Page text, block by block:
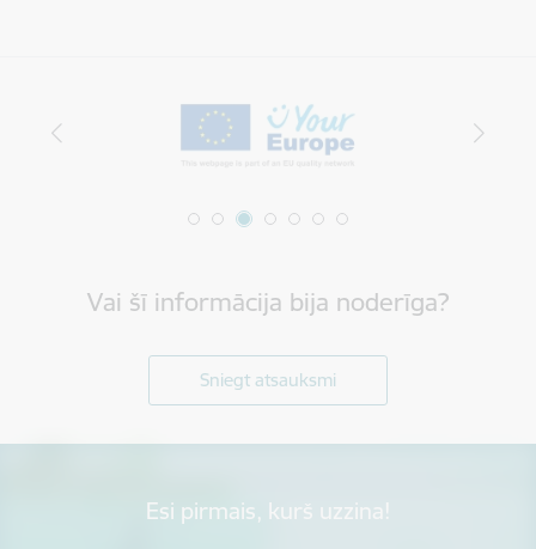
Vai šī informācija bija noderīga?
Sniegt atsauksmi
Esi pirmais, kurš uzzina!